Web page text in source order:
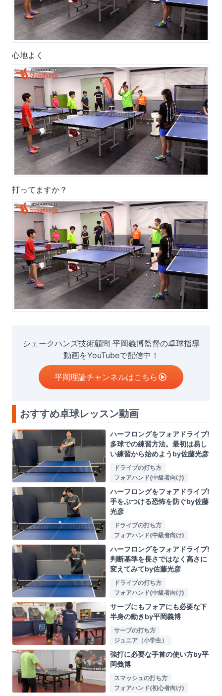
心地よく
打ってますか？
シェークハンズ技術顧問 平岡義博監督の卓球指導
動画をYouTubeで配信中！
平岡理論チャンネルはこちら
おすすめ卓球レッスン動画
ハーフロングをフォアドライブ!
多球での練習方法。最初は易し
い練習から始めようby佐藤光彦
ドライブの打ち方
フォアハンド(中級者向け)
ハーフロングをフォアドライブ!
手をぶつける恐怖を防ぐby佐藤
光彦
ドライブの打ち方
フォアハンド(中級者向け)
ハーフロングをフォアドライブ!
判断基準を長さではなく高さに
変えてみてby佐藤光彦
ドライブの打ち方
フォアハンド(中級者向け)
サーブにもフォアにも必要な下
半身の動きby平岡義博
サーブの打ち方
ジュニア（小学生）
強打に必要な手首の使い方by平
岡義博
スマッシュの打ち方
フォアハンド(初心者向け)